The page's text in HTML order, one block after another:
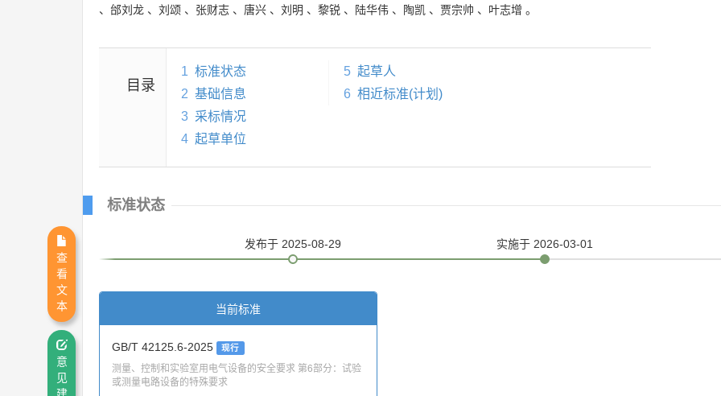
、 邰刘龙 、 刘颂 、 张财志 、 唐兴 、 刘明 、 黎锐 、 陆华伟 、 陶凯 、 贾宗帅 、 叶志增 。
目录
1 标准状态
2 基础信息
3 采标情况
4 起草单位
5 起草人
6 相近标准(计划)
标准状态
发布于 2025-08-29 实施于 2026-03-01
当前标准
GB/T 42125.6-2025 现行
测量、控制和实验室用电气设备的安全要求 第6部分：试验
或测量电路设备的特殊要求
查
看
文
本
意
见